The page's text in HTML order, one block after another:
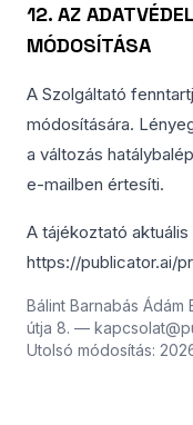
12. AZ
MÓDOSÍTÁSA
A Szolgáltató
módosítására.
a változás
e-mailben értesíti.
A tájékoztató
https://publicator.ai/
Bálint Barnabás
útja 8. —
Utolsó módosítás: